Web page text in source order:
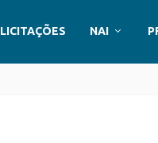
LICITAÇÕES NAI